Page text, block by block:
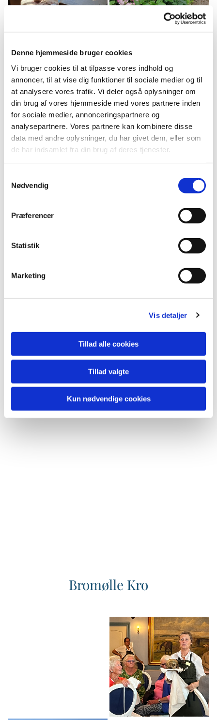
Denne hjemmeside bruger cookies
Vi bruger cookies til at tilpasse vores indhold og
annoncer, til at vise dig funktioner til sociale medier og til
at analysere vores trafik. Vi deler også oplysninger om
din brug af vores hjemmeside med vores partnere inden
for sociale medier, annonceringspartnere og
analysepartnere. Vores partnere kan kombinere disse
data med andre oplysninger, du har givet dem, eller som
de har indsamlet fra din brug af deres tjenester.
Nødvendig
Præferencer
Statistik
Marketing
Vis detaljer
Tillad alle cookies
Tillad valgte
Kun nødvendige cookies
Bromølle Kro